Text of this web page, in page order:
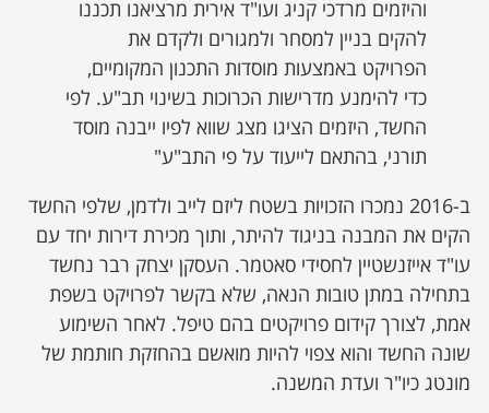
והיזמים מרדכי קניג ועו"ד אירית מרציאנו תכננו
להקים בניין למסחר ולמגורים ולקדם את
הפרויקט באמצעות מוסדות התכנון המקומיים,
כדי להימנע מדרישות הכרוכות בשינוי תב"ע. לפי
החשד, היזמים הציגו מצג שווא לפיו ייבנה מוסד
תורני, בהתאם לייעוד על פי התב"ע"
ב-2016 נמכרו הזכויות בשטח ליזם לייב ולדמן, שלפי החשד
הקים את המבנה בניגוד להיתר, ותוך מכירת דירות יחד עם
עו"ד אייזנשטיין לחסידי סאטמר. העסקן יצחק רבר נחשד
בתחילה במתן טובות הנאה, שלא בקשר לפרויקט בשפת
אמת, לצורך קידום פרויקטים בהם טיפל. לאחר השימוע
שונה החשד והוא צפוי להיות מואשם בהחזקת חותמת של
מונטג כיו"ר ועדת המשנה.